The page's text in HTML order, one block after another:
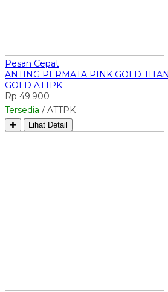
Pesan Cepat
ANTING PERMATA PINK GOLD
GOLD ATTPK
Rp 49.900
Tersedia / ATTPK
✚ Lihat Detail